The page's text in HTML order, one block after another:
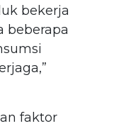
bekerja
beberapa
faktor